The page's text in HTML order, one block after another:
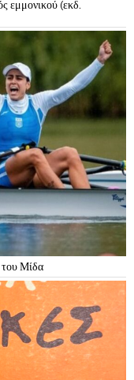
εμμονικού (εκδ.
Μίδα